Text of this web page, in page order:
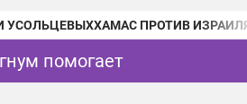
УСОЛЬЦЕВЫХХАМАС ПРОТИВ
помогает